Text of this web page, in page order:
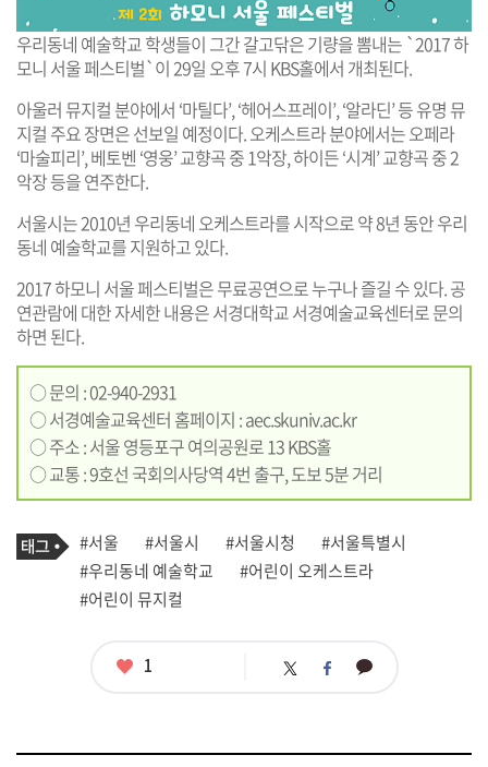
우리동네 예술학교 학생들이 그간 갈고닦은 기량을 뽐내는 `2017 하
모니 서울 페스티벌`이 29일 오후 7시 KBS홀에서 개최된다.
아울러 뮤지컬 분야에서 ‘마틸다’, ‘헤어스프레이’, ‘알라딘’ 등 유명 뮤
지컬 주요 장면은 선보일 예정이다. 오케스트라 분야에서는 오페라
‘마술피리’, 베토벤 ‘영웅’ 교향곡 중 1악장, 하이든 ‘시계’ 교향곡 중 2
악장 등을 연주한다.
서울시는 2010년 우리동네 오케스트라를 시작으로 약 8년 동안 우리
동네 예술학교를 지원하고 있다.
2017 하모니 서울 페스티벌은 무료공연으로 누구나 즐길 수 있다. 공
연관람에 대한 자세한 내용은 서경대학교 서경예술교육센터로 문의
하면 된다.
○ 문의 : 02-940-2931
○ 서경예술교육센터 홈페이지 :aec.skuniv.ac.kr
○ 주소 : 서울 영등포구 여의공원로 13 KBS홀
○ 교통 : 9호선 국회의사당역 4번 출구, 도보 5분 거리
기
사
관
련
태
태
그
#서울 #서울시 #서울시청
#서울특별시
#우리동네 예술학교
#어린이 오케스트라
#어린이 뮤지컬
좋
1 트 페 카